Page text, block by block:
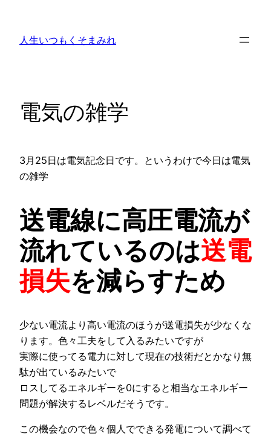
人生いつもくそまみれ
電気の雑学
3月25日は電気記念日です。というわけで今日は電気
の雑学
送電線に高圧電流が
流れているのは送電
損失を減らすため
少ない電流より高い電流のほうが送電損失が少なくな
ります。色々工夫をして入るみたいですが
実際に使ってる電力に対して現在の技術だとかなり無
駄が出ているみたいで
ロスしてるエネルギーを0にすると相当なエネルギー
問題が解決するレベルだそうです。
この機会なので色々個人でできる発電について調べて